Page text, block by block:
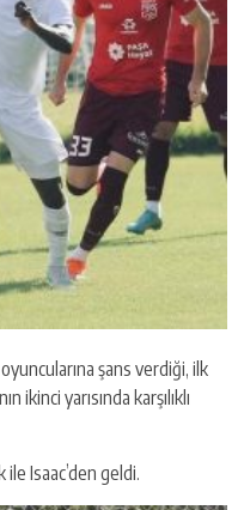
şans verdiği, ilk
ikinci yarısında karşılıklı
Isaac’den geldi.